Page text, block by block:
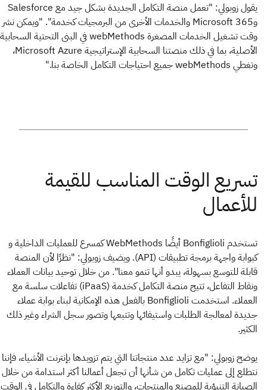
يقول زوبولي: "تعمل منصة التكامل الجديدة بشكل جيد مع Salesforce
وMicrosoft 365 والخدمات الأخرى من البرمجيات كخدمة". "ويمكن نشر
وقت تشغيل الخدمات المصغرة webMethods في البنى التحتية السحابية
الأصلية، بما في ذلك منصتنا السحابية الإستراتيجية Microsoft Azure،
وتغطي webMethods جميع احتياجات التكامل الخاصة بنا."
تستخدم Bonfiglioli أيضًا WebMethods كمسرع للعمليات الداخلية و
كبوابة واجهة برمجة تطبيقات (API). ويضيف زوبولي: "نظرًا لأن المنصة
قابلة للتوسع بسهولة، يبدو أنها تنمو معنا". من خلال توحيد بيانات العملاء
ونقاط التفاعل، تتيح منصة التكامل كخدمة (iPaaS) تفاعلات سلسة مع
العملاء. استخدمت Bonfiglioli بالفعل هذه الإمكانية لبناء بوابة عملاء
جديدة لمعالجة الطلبات واستيفائها وتتبعها وتصور سجل الشراء وغير ذلك
الكثير.
يوضح زوبولي: "مع تزايد عدد منتجاتنا التي يتم تزويدها بإنترنت الأشياء، فإننا
نتطلع إلى عمليات تكامل من شأنها أن تجعل أعمالنا أكثر استدامة من خلال
الصيانة التنبؤية للمصنع والمنتجات، والتوزيع الأكثر كفاءة والتكامل في الوقت